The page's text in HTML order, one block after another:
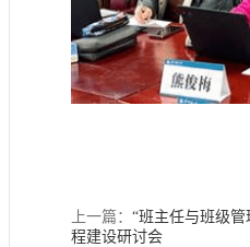
上一篇： “班主任与班级
程建设研讨会